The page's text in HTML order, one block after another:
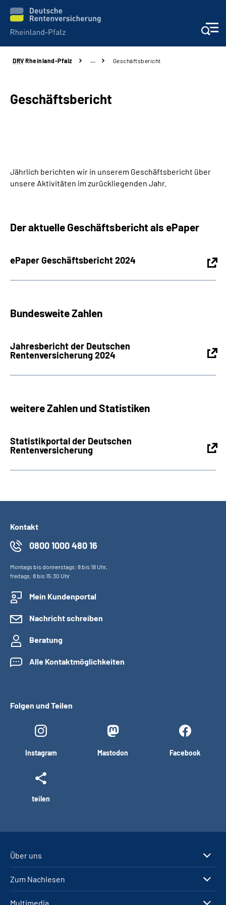
Unsere Leistungen
Beratung
Inhalte in Gebärdensprache (DGS)
Leichte Sprache
DRV Rheinland-Pfalz … Geschäftsbericht
Geschäftsbericht
Jährlich berichten wir in unserem Geschäftsbericht über
unsere Aktivitäten im zurückliegenden Jahr.
Der aktuelle Geschäftsbericht als ePaper
ePaper Geschäftsbericht 2024
Bundesweite Zahlen
Jahresbericht der Deutschen
Rentenversicherung 2024
weitere Zahlen und Statistiken
Statistikportal der Deutschen
Rentenversicherung
Kontakt
0800 1000 480 16
Montags bis donnerstags: 8 bis 18 Uhr,
freitags: 8 bis 15:30 Uhr
Mein Kundenportal
Nachricht schreiben
Beratung
Alle Kontaktmöglichkeiten
Folgen und Teilen
Instagram Mastodon Facebook
teilen
Über uns
Zum Nachlesen
Multimedia